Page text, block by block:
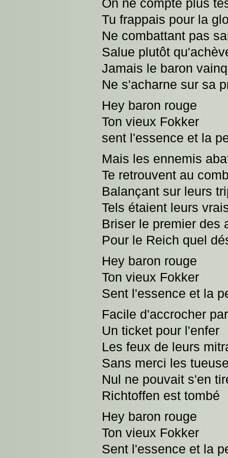
On ne compte plus
Tu frappais pour la
Ne combattant pas
Salue plutôt
Jamais le baron
Ne s'acharne sur sa
Hey baron rouge
Ton vieux Fokker
sent l'essence et la
Mais les ennemis
Te retrouvent au
Balançant sur leurs
Tels étaient leurs
Briser le premier des
Pour le Reich quel
Hey baron rouge
Ton vieux Fokker
Sent l'essence et la
Facile d'accrocher
Un ticket pour l'enfer
Les feux de leurs
Sans merci les
Nul ne pouvait s'en
Richtoffen est tombé
Hey baron rouge
Ton vieux Fokker
Sent l'essence et la